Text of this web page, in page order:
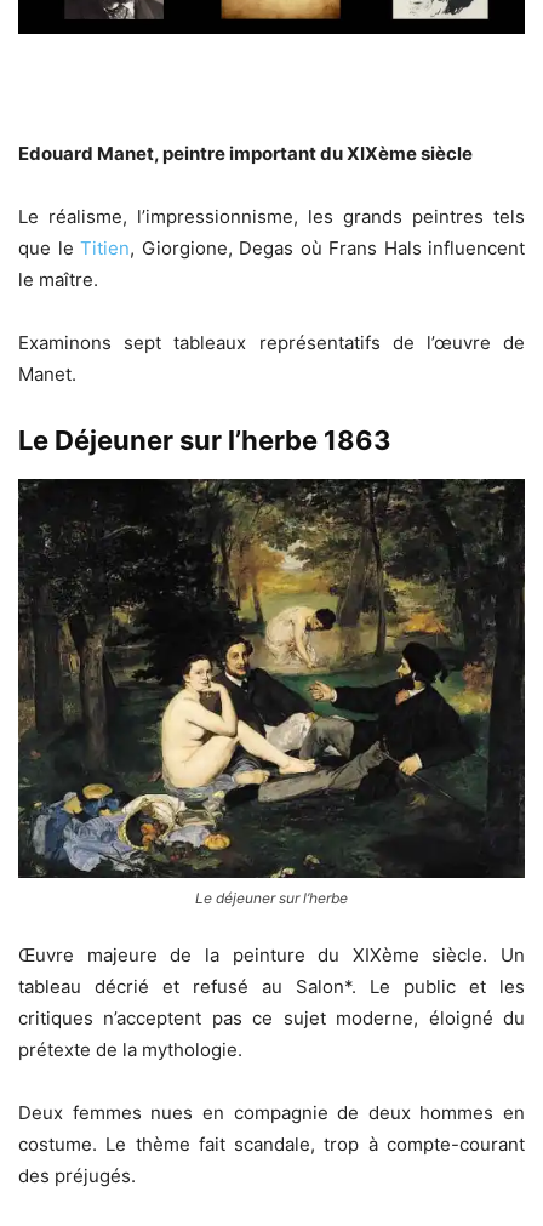
Edouard Manet, peintre important du XIXème siècle
Le réalisme, l’impressionnisme, les grands peintres tels
que le Titien, Giorgione, Degas où Frans Hals influencent
le maître.
Examinons sept tableaux représentatifs de l’œuvre de
Manet.
Le Déjeuner sur l’herbe 1863
Le déjeuner sur l’herbe
Œuvre majeure de la peinture du XIXème siècle. Un
tableau décrié et refusé au Salon*. Le public et les
critiques n’acceptent pas ce sujet moderne, éloigné du
prétexte de la mythologie.
Deux femmes nues en compagnie de deux hommes en
costume. Le thème fait scandale, trop à compte-courant
des préjugés.